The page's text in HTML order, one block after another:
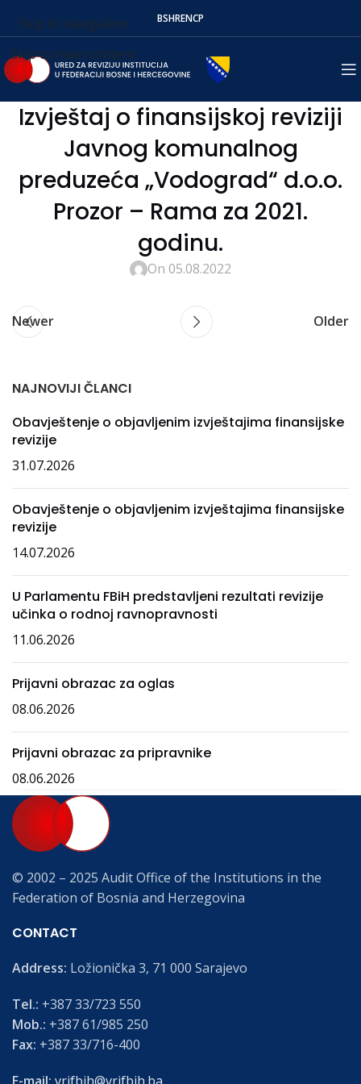
Skip to navigation
Skip to main content
BSHRENСР
Izvještaj o finansijskoj reviziji
Javnog komunalnog
preduzeća „Vodograd“ d.o.o.
Prozor – Rama za 2021.
godinu.
On 05.08.2022
Newer Older
NAJNOVIJI ČLANCI
Obavještenje o objavljenim izvještajima finansijske
revizije
31.07.2026
Obavještenje o objavljenim izvještajima finansijske
revizije
14.07.2026
U Parlamentu FBiH predstavljeni rezultati revizije
učinka o rodnoj ravnopravnosti
11.06.2026
Prijavni obrazac za oglas
08.06.2026
Prijavni obrazac za pripravnike
08.06.2026
© 2002 – 2025 Audit Office of the Institutions in the
Federation of Bosnia and Herzegovina
CONTACT
Address: Ložionička 3, 71 000 Sarajevo
Tel.: +387 33/723 550
Mob.: +387 61/985 250
Fax: +387 33/716-400
E-mail: vrifbih@vrifbih.ba